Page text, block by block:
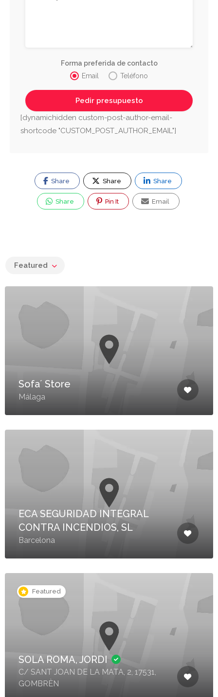
Forma preferida de contacto
Email
Teléfono
[dynamichidden custom-post-author-email-
shortcode "CUSTOM_POST_AUTHOR_EMAIL"]
Share Share Share
Share Pin It Email
Featured
Sofa´ Store
Málaga
ECA SEGURIDAD INTEGRAL
CONTRA INCENDIOS, SL
Barcelona
Featured
SOLA ROMA, JORDI
C/ SANT JOAN DE LA MATA, 2, 17531,
GOMBRÈN